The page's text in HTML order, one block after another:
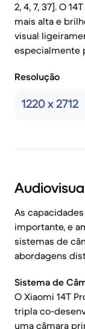
2, 4, 7, 37]. O
mais alta e
visual
especialmente
Resolução
1220 x 2712
As
importante, e
sistemas de
abordagens
Sistema de
O Xiaomi 14T
tripla co-
uma câmara